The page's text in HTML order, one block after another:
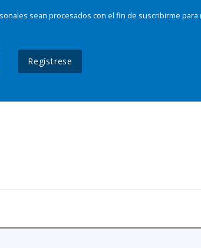
sean procesados con el fin de suscribirme
Regístrese